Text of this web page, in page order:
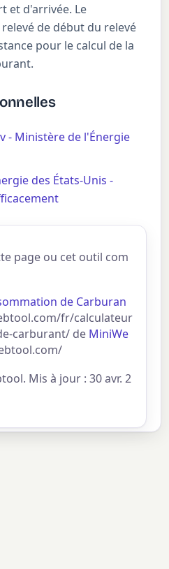
et d'arrivée. Le
de début du relevé
pour le calcul de la
- Ministère de l'Énergie
des États-Unis -
page ou cet outil com
de Carburan
fr/calculateur
carburant/ de MiniWe
Mis à jour : 30 avr. 2